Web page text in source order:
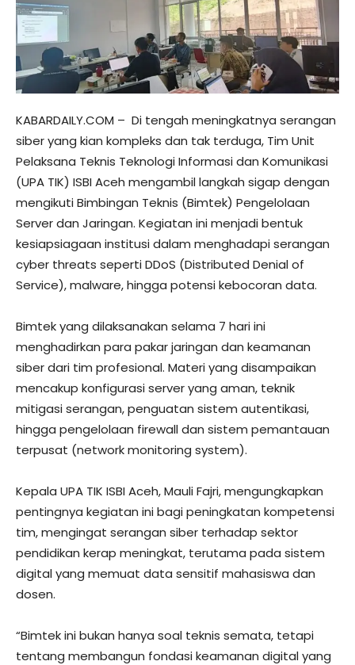
KABARDAILY.COM – Di tengah meningkatnya serangan
siber yang kian kompleks dan tak terduga, Tim Unit
Pelaksana Teknis Teknologi Informasi dan Komunikasi
(UPA TIK) ISBI Aceh mengambil langkah sigap dengan
mengikuti Bimbingan Teknis (Bimtek) Pengelolaan
Server dan Jaringan. Kegiatan ini menjadi bentuk
kesiapsiagaan institusi dalam menghadapi serangan
cyber threats seperti DDoS (Distributed Denial of
Service), malware, hingga potensi kebocoran data.
Bimtek yang dilaksanakan selama 7 hari ini
menghadirkan para pakar jaringan dan keamanan
siber dari tim profesional. Materi yang disampaikan
mencakup konfigurasi server yang aman, teknik
mitigasi serangan, penguatan sistem autentikasi,
hingga pengelolaan firewall dan sistem pemantauan
terpusat (network monitoring system).
Kepala UPA TIK ISBI Aceh, Mauli Fajri, mengungkapkan
pentingnya kegiatan ini bagi peningkatan kompetensi
tim, mengingat serangan siber terhadap sektor
pendidikan kerap meningkat, terutama pada sistem
digital yang memuat data sensitif mahasiswa dan
dosen.
“Bimtek ini bukan hanya soal teknis semata, tetapi
tentang membangun fondasi keamanan digital yang